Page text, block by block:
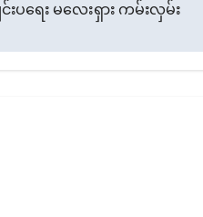
းပရေး မလေးရှား ကမ်းလှမ်း